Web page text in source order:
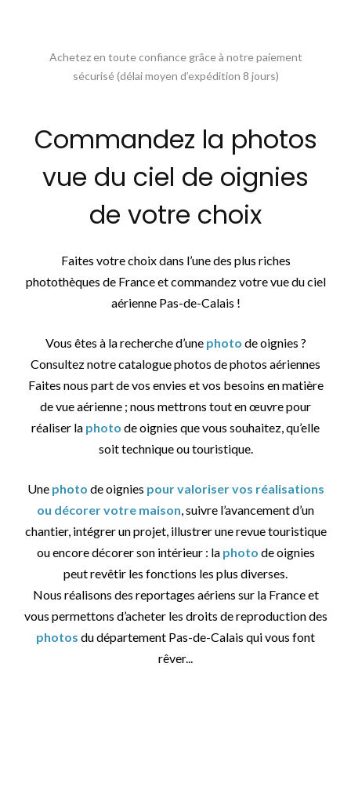
Achetez en toute confiance grâce à notre paiement
sécurisé (délai moyen d’expédition 8 jours)
Commandez la photos
vue du ciel de oignies
de votre choix
Faites votre choix dans l’une des plus riches
photothèques de France et commandez votre vue du ciel
aérienne Pas-de-Calais !
Vous êtes à la recherche d’une photo de oignies ?
Consultez notre catalogue photos de photos aériennes
Faites nous part de vos envies et vos besoins en matière
de vue aérienne ; nous mettrons tout en œuvre pour
réaliser la photo de oignies que vous souhaitez, qu’elle
soit technique ou touristique.
Une photo de oignies pour valoriser vos réalisations
ou décorer votre maison , suivre l’avancement d’un
chantier, intégrer un projet, illustrer une revue touristique
ou encore décorer son intérieur : la photo de oignies
peut revêtir les fonctions les plus diverses.
Nous réalisons des reportages aériens sur la France et
vous permettons d’acheter les droits de reproduction des
photos du département Pas-de-Calais qui vous font
rêver...